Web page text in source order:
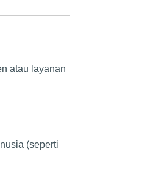
atau layanan
(seperti